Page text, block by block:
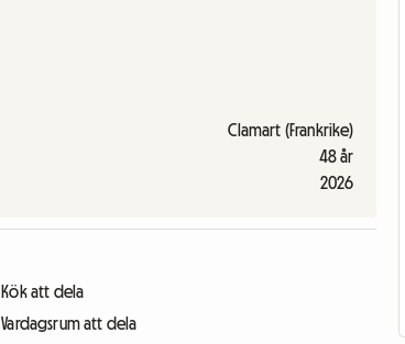
Clamart (Frankrike)
48 år
2026
Kök att dela
Vardagsrum att dela